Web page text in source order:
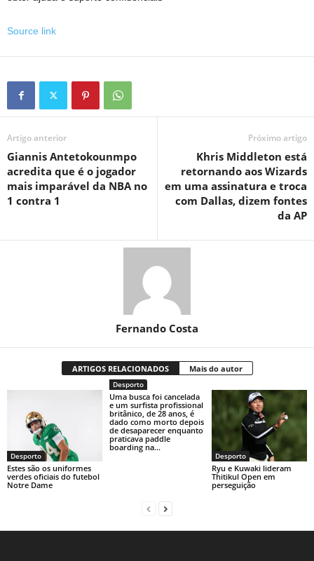
Source link
Artigo anterior
Giannis Antetokounmpo
acredita que é o jogador
mais imparável da NBA no
1 contra 1
Próximo artigo
Khris Middleton está
retornando aos Wizards
em uma assinatura e troca
com Dallas, dizem fontes
da AP
Fernando Costa
ARTIGOS RELACIONADOS Mais do autor
Desporto
Estes são os uniformes
verdes oficiais do futebol
Notre Dame
Desporto
Uma busca foi cancelada
e um surfista profissional
britânico, de 28 anos, é
dado como morto depois
de desaparecer enquanto
praticava paddle
boarding na...
Desporto
Ryu e Kuwaki lideram
Thitikul Open em
perseguição